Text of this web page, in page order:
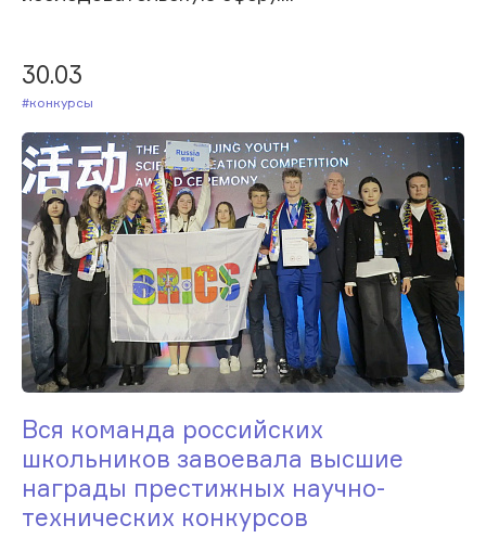
30.03
#Конкурсы
Вся команда российских
школьников завоевала высшие
награды престижных научно-
технических конкурсов